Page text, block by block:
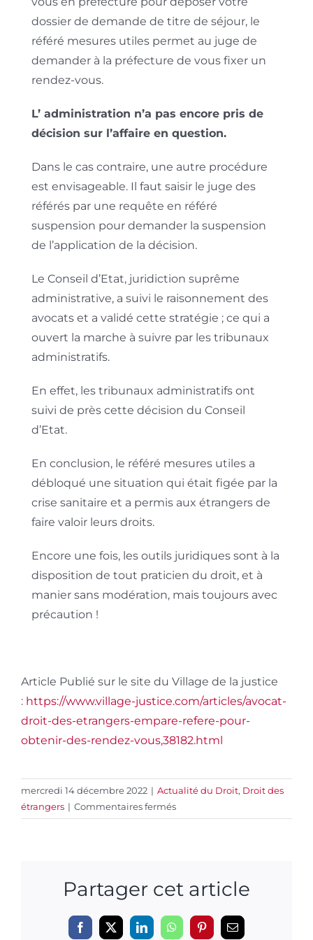
dossier de demande de titre de séjour, le
référé mesures utiles permet au juge de
demander à la préfecture de vous fixer un
rendez-vous.
L’ administration n’a pas encore pris de
décision sur l’affaire en question.
Dans le cas contraire, une autre procédure
est envisageable. Il faut saisir le juge des
référés par une requête en référé
suspension pour demander la suspension
de l’application de la décision.
Le Conseil d’Etat, juridiction suprême
administrative, a suivi le raisonnement des
avocats et a validé cette stratégie ; ce qui a
ouvert la marche à suivre par les tribunaux
administratifs.
En effet, les tribunaux administratifs ont
suivi de près cette décision du Conseil
d’Etat.
En conclusion, le référé mesures utiles a
débloqué une situation qui était figée par la
crise sanitaire et a permis aux étrangers de
faire valoir leurs droits.
Encore une fois, les outils juridiques sont à la
disposition de tout praticien du droit, et à
manier sans modération, mais toujours avec
précaution !
Article Publié sur le site du Village de la justice
: https://www.village-justice.com/articles/avocat-
droit-des-etrangers-empare-refere-pour-
obtenir-des-rendez-vous,38182.html
mercredi 14 décembre 2022 | Actualité du Droit, Droit des
étrangers | Commentaires ferméssur
DROIT
USAGE
RÉFÉRÉ
POUR
Partager cet article
Facebook
X LinkedInWhatsAppPinterestEmail